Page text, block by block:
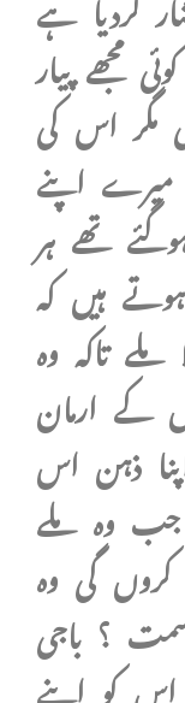
مجھے پیار
مگر اس کی
اپنے
تھے ہر
ہیں کہ
تاکہ وہ
ارمان
ذہن اس
وہ ملے
گی وہ
؟ باجی
کو اپنے